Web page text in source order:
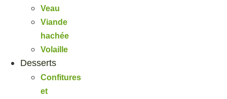
Veau
Viande
hachée
Volaille
Desserts
Confitures
et